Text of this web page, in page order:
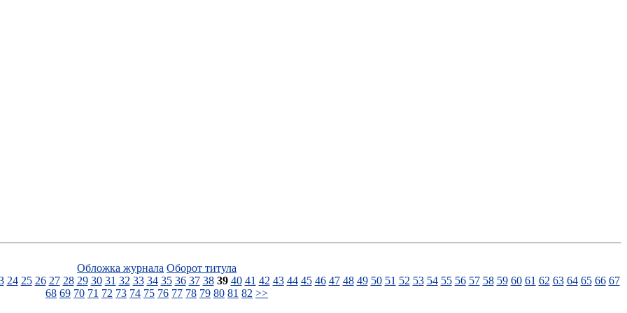
Обложка журнала Оборот титула
24 25 26 27 28 29 30 31 32 33 34 35 36 37 38 39 40 41 42 43 44 45 46 47 48 49 50 51 52 53 54 55 56 57 58 59 60 61 62 63 64 65 66 67
68 69 70 71 72 73 74 75 76 77 78 79 80 81 82 >>